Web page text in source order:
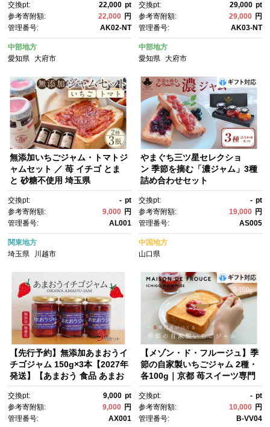
交換pt: 22,000 pt
参考寄附額:
22,000 円
管理番号:
AK02-NT
中部地方
愛知県
大府市
交換pt: 29,000 pt
参考寄附額:
29,000 円
管理番号:
AK03-NT
中部地方
愛知県 大府市
無添加いちごジャム・トマトジ
ャムセット ／ 苺 イチゴ とま
と 砂糖不使用 埼玉県
交換pt: - pt
参考寄附額:
9,000 円
管理番号:
AL001
関東地方
埼玉県
川越市
やまぐち三ツ星セレクショ
ン 季節を摘む「濃ジャム」3種
詰め合わせセット
交換pt: - pt
参考寄附額:
19,000 円
管理番号:
AS005
中国地方
山口県
【先行予約】無添加あまおうイ
チゴジャム 150g×3本【2027年
発送】【あまおう 食品 あまお
だもの いちご 食品 イチゴ 人
気 あまおう ジャム 無添加 おす
すめ 送料無料 福岡県 大川市 A
交換pt: 9,000 pt
参考寄附額:
9,000 円
管理番号:
AX001
【メゾン・ド・フルージュ】季
節の自家製いちごジャム 2種・
各100g｜京都 苺スイーツ専門
ROUGE 苺と砂糖のみで作られ
たジャム 果肉ごろごろ あまお
う さちのか 紅ほっぺ 贅沢 ご褒
交換pt: - pt
参考寄附額:
10,000 円
管理番号:
B-VV04